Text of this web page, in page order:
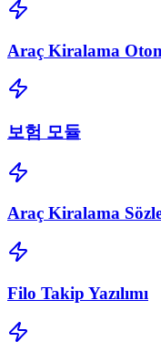
Araç Kiralama
보험 모듈
Araç Kiralama
Filo Takip Yazılımı